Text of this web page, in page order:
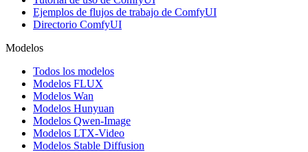
Ejemplos de flujos de trabajo de ComfyUI
Directorio ComfyUI
Modelos
Todos los modelos
Modelos FLUX
Modelos Wan
Modelos Hunyuan
Modelos Qwen-Image
Modelos LTX-Video
Modelos Stable Diffusion